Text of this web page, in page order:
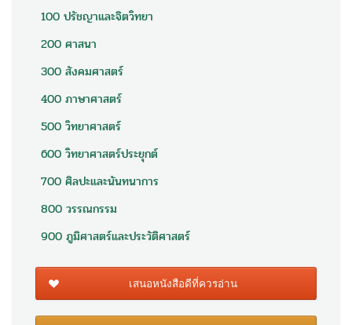
100 ปรัชญาและจิตวิทยา
200 ศาสนา
300 สังคมศาสตร์
400 ภาษาศาสตร์
500 วิทยาศาสตร์
600 วิทยาศาสตร์ประยุกต์
700 ศิลปะและนันทนาการ
800 วรรณกรรม
900 ภูมิศาสตร์และประวัติศาสตร์
เสนอหนังสือดีที่ควรอ่าน